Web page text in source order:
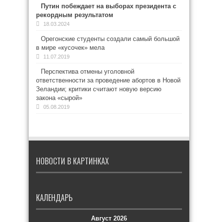
Путин побеждает на выборах президента с
рекордным результатом
18.03.2024
Орегонские студенты создали самый большой
в мире «кусочек» мела
11.07.2019
Перспектива отмены уголовной
ответственности за проведение абортов в Новой
Зеландии; критики считают новую версию
закона «сырой»
05.08.2019
НОВОСТИ В КАРТИНКАХ
КАЛЕНДАРЬ
Август 2026